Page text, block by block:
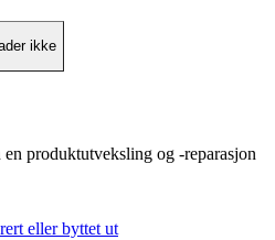
ikke
produktutveksling og -reparasjon
eller byttet ut